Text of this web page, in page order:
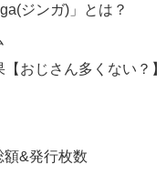
ジンガ)」とは？
おじさん多くない？】
額&発行枚数